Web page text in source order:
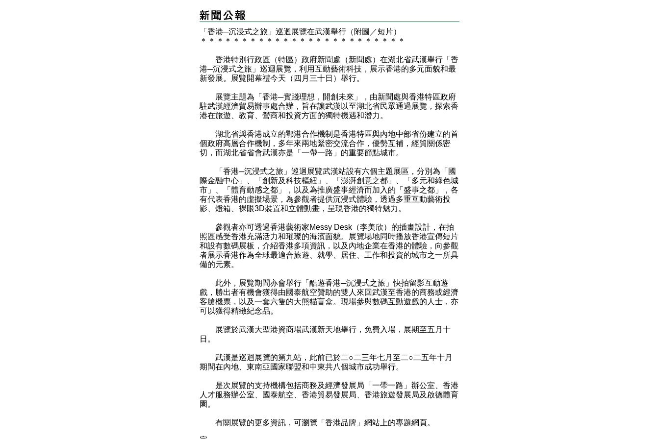
「香港─沉浸式之旅」巡迴展覽在武漢舉行（附圖／短片）
＊
＊ ＊ ＊ ＊ ＊ ＊ ＊ ＊ ＊ ＊ ＊ ＊ ＊ ＊ ＊ ＊ ＊ ＊ ＊ ＊ ＊ ＊ ＊ ＊
香港特別行政區（特區）政府新聞處（新聞處）在湖北省武漢舉行「香
港─沉浸式之旅」巡迴展覽，利用互動藝術科技，展示香港的多元面貌和最
新發展。展覽開幕禮今天（四月三十日）舉行。
展覽主題為「香港─實踐理想，開創未來」，由新聞處與香港特區政府
駐武漢經濟貿易辦事處合辦，旨在讓武漢以至湖北省民眾通過展覽，探索香
港在旅遊、教育、營商和投資方面的獨特機遇和潛力。
湖北省與香港成立的鄂港合作機制是香港特區與內地中部省份建立的首
個政府高層合作機制，多年來兩地緊密交流合作，優勢互補，經貿關係密
切，而湖北省省會武漢亦是「一帶一路」的重要節點城市。
「香港─沉浸式之旅」巡迴展覽武漢站設有六個主題展區，分別為「國
際金融中心」、「創新及科技樞紐」、「澎湃創意之都」、「多元和綠色城
市」、「體育動感之都」，以及為推廣盛事經濟而加入的「盛事之都」，各
有代表香港的虛擬場景，為參觀者提供沉浸式體驗，透過多重互動藝術投
影、燈箱、裸眼3D裝置和立體動畫，呈現香港的獨特魅力。
參觀者亦可透過香港藝術家Messy Desk（李美欣）的插畫設計，在拍
照區感受香港充滿活力和璀璨的海濱面貌。展覽場地同時播放香港宣傳短片
和設有數碼展板，介紹香港多項資訊，以及內地企業在香港的體驗，向參觀
者展示香港作為全球最適合旅遊、就學、居住、工作和投資的城市之一所具
備的元素。
此外，展覽期間亦會舉行「酷遊香港─沉浸式之旅」快拍留影互動遊
戲，勝出者有機會獲得由國泰航空贊助的雙人來回武漢至香港的商務或經濟
客艙機票，以及一套六隻的大熊貓盲盒。現場參與數碼互動遊戲的人士，亦
可以獲得精緻紀念品。
展覽於武漢大型港資商場武漢新天地舉行，免費入場，展期至五月十
日。
武漢是巡迴展覽的第九站，此前已於二○二三年七月至二○二五年十月
期間在內地、東南亞國家聯盟和中東共八個城市成功舉行。
是次展覽的支持機構包括商務及經濟發展局「一帶一路」辦公室、香港
人才服務辦公室、國泰航空、香港貿易發展局、香港旅遊發展局及啟德體育
園。
有關展覽的更多資訊，可瀏覽「香港品牌」網站上的專題網頁。